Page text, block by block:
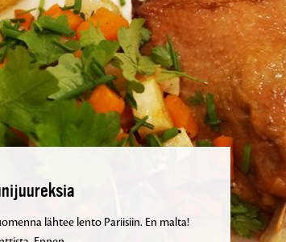
lähtee lento Pariisiin. En malta!